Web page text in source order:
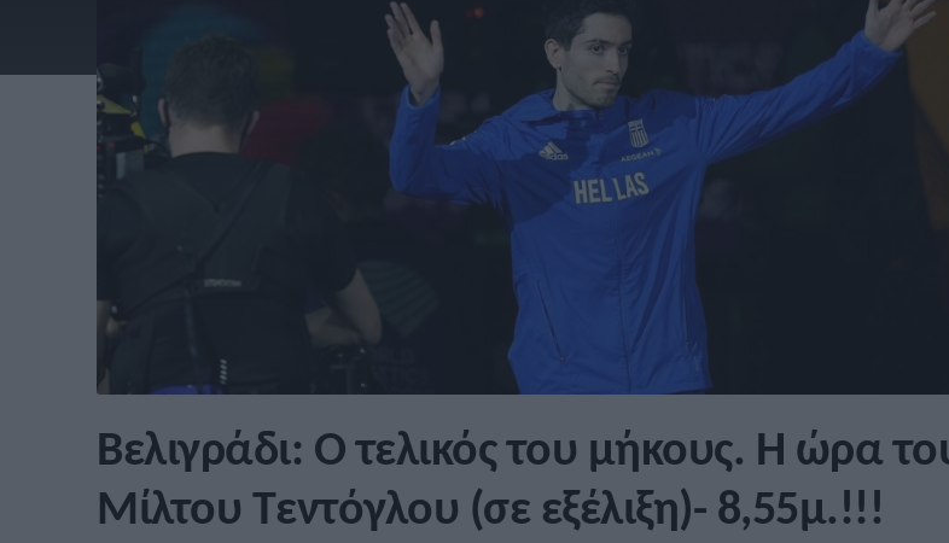
Βελιγράδι: Ο τελικός του μήκους. Η ώρα
Μίλτου Τεντόγλου (σε εξέλιξη)- 8,55μ.!!!